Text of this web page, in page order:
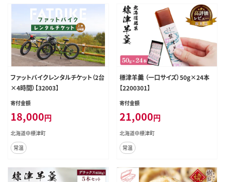
ファットバイクレンタルチケット（2台
×4時間）【32003】
寄付金額
18,000円
北海道中標津町
常温
標津羊羹 （一口サイズ）50g×24本
【2200301】
寄付金額
21,000円
北海道中標津町
常温